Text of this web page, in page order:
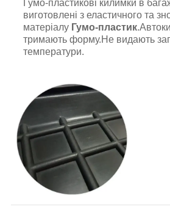
Гумо-пластикові килимки в
виготовлені з еластичного та
матеріалу Гумо-пластик
тримають форму.Не видають
температури.